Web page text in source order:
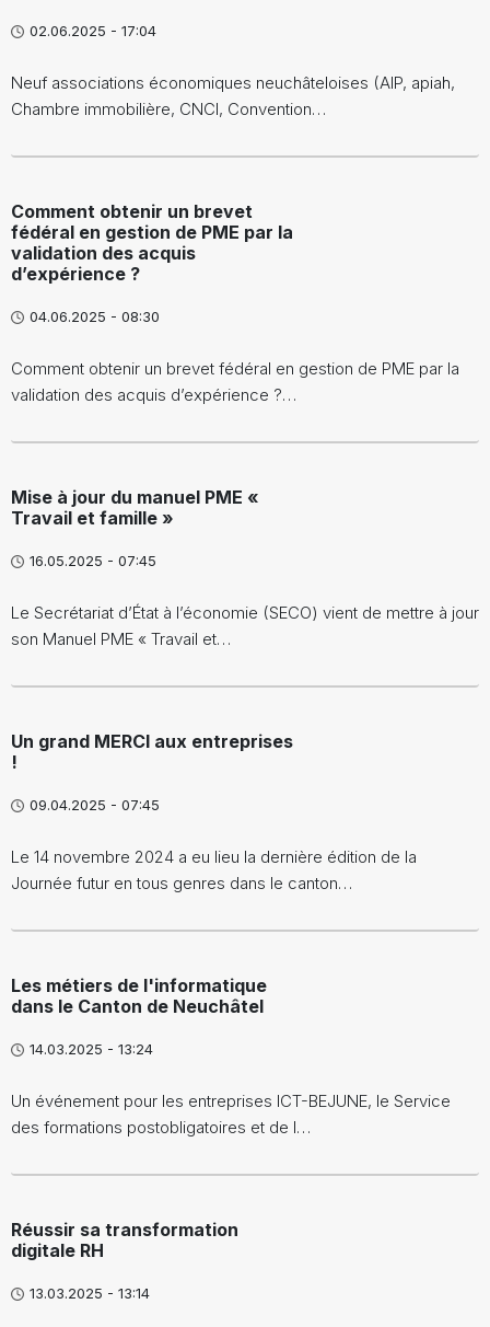
02.06.2025 - 17:04
Neuf associations économiques neuchâteloises (AIP, apiah,
Chambre immobilière, CNCI, Convention…
Comment obtenir un brevet
fédéral en gestion de PME par la
validation des acquis
d’expérience ?
04.06.2025 - 08:30
Comment obtenir un brevet fédéral en gestion de PME par la
validation des acquis d’expérience ?…
Mise à jour du manuel PME «
Travail et famille »
16.05.2025 - 07:45
Le Secrétariat d’État à l’économie (SECO) vient de mettre à jour
son Manuel PME « Travail et…
Un grand MERCI aux entreprises
!
09.04.2025 - 07:45
Le 14 novembre 2024 a eu lieu la dernière édition de la
Journée futur en tous genres dans le canton…
Les métiers de l'informatique
dans le Canton de Neuchâtel
14.03.2025 - 13:24
Un événement pour les entreprises ICT-BEJUNE, le Service
des formations postobligatoires et de l…
Réussir sa transformation
digitale RH
13.03.2025 - 13:14